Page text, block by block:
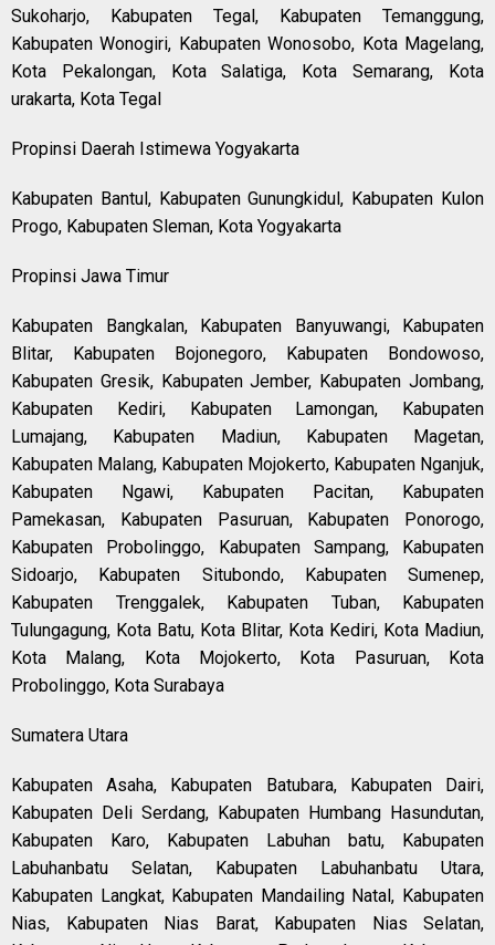
Sukoharjo, Kabupaten Tegal, Kabupaten Temanggung,
Kabupaten Wonogiri, Kabupaten Wonosobo, Kota Magelang,
Kota Pekalongan, Kota Salatiga, Kota Semarang, Kota
urakarta, Kota Tegal
Propinsi Daerah Istimewa Yogyakarta
Kabupaten Bantul, Kabupaten Gunungkidul, Kabupaten Kulon
Progo, Kabupaten Sleman, Kota Yogyakarta
Propinsi Jawa Timur
Kabupaten Bangkalan, Kabupaten Banyuwangi, Kabupaten
Blitar, Kabupaten Bojonegoro, Kabupaten Bondowoso,
Kabupaten Gresik, Kabupaten Jember, Kabupaten Jombang,
Kabupaten Kediri, Kabupaten Lamongan, Kabupaten
Lumajang, Kabupaten Madiun, Kabupaten Magetan,
Kabupaten Malang, Kabupaten Mojokerto, Kabupaten Nganjuk,
Kabupaten Ngawi, Kabupaten Pacitan, Kabupaten
Pamekasan, Kabupaten Pasuruan, Kabupaten Ponorogo,
Kabupaten Probolinggo, Kabupaten Sampang, Kabupaten
Sidoarjo, Kabupaten Situbondo, Kabupaten Sumenep,
Kabupaten Trenggalek, Kabupaten Tuban, Kabupaten
Tulungagung, Kota Batu, Kota Blitar, Kota Kediri, Kota Madiun,
Kota Malang, Kota Mojokerto, Kota Pasuruan, Kota
Probolinggo, Kota Surabaya
Sumatera Utara
Kabupaten Asaha, Kabupaten Batubara, Kabupaten Dairi,
Kabupaten Deli Serdang, Kabupaten Humbang Hasundutan,
Kabupaten Karo, Kabupaten Labuhan batu, Kabupaten
Labuhanbatu Selatan, Kabupaten Labuhanbatu Utara,
Kabupaten Langkat, Kabupaten Mandailing Natal, Kabupaten
Nias, Kabupaten Nias Barat, Kabupaten Nias Selatan,